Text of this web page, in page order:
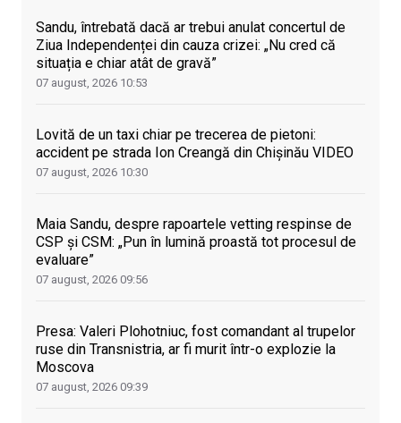
Sandu, întrebată dacă ar trebui anulat concertul de
Ziua Independenței din cauza crizei: „Nu cred că
situația e chiar atât de gravă”
07 august, 2026 10:53
Lovită de un taxi chiar pe trecerea de pietoni:
accident pe strada Ion Creangă din Chișinău VIDEO
07 august, 2026 10:30
Maia Sandu, despre rapoartele vetting respinse de
CSP și CSM: „Pun în lumină proastă tot procesul de
evaluare”
07 august, 2026 09:56
Presa: Valeri Plohotniuc, fost comandant al trupelor
ruse din Transnistria, ar fi murit într-o explozie la
Moscova
07 august, 2026 09:39